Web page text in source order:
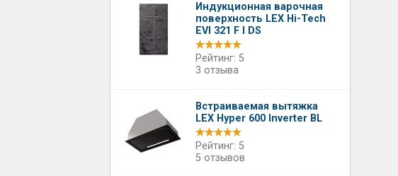
Индукционная варочная
поверхность LEX Hi-Tech
EVI 321 F I DS
Рейтинг: 5
3 отзыва
Встраиваемая вытяжка
LEX Hyper 600 Inverter BL
Рейтинг: 5
5 отзывов